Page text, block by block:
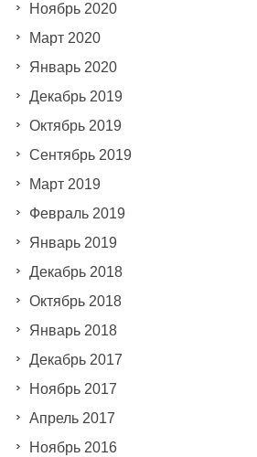
Ноябрь 2020
Март 2020
Январь 2020
Декабрь 2019
Октябрь 2019
Сентябрь 2019
Март 2019
Февраль 2019
Январь 2019
Декабрь 2018
Октябрь 2018
Январь 2018
Декабрь 2017
Ноябрь 2017
Апрель 2017
Ноябрь 2016